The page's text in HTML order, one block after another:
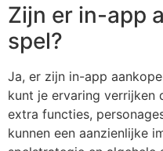
Zijn er in-app
spel?
Ja, er zijn in-app
kunt je ervaring
extra functies,
kunnen een aanzienlijke